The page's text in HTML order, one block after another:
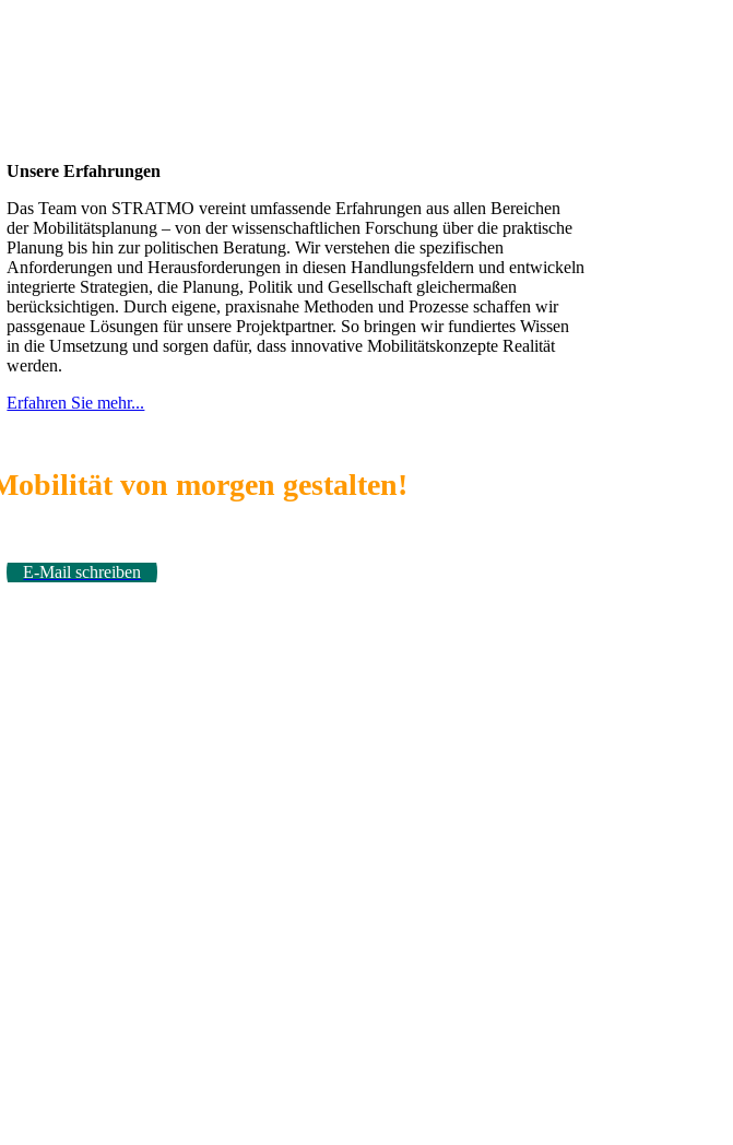
Unsere Erfahrungen
Das Team von STRATMO vereint umfassende Erfahrungen aus allen Bereichen
der Mobilitätsplanung – von der wissenschaftlichen Forschung über die praktische
Planung bis hin zur politischen Beratung. Wir verstehen die spezifischen
Anforderungen und Herausforderungen in diesen Handlungsfeldern und entwickeln
integrierte Strategien, die Planung, Politik und Gesellschaft gleichermaßen
berücksichtigen. Durch eigene, praxisnahe Methoden und Prozesse schaffen wir
passgenaue Lösungen für unsere Projektpartner. So bringen wir fundiertes Wissen
in die Umsetzung und sorgen dafür, dass innovative Mobilitätskonzepte Realität
werden.
Erfahren Sie mehr...
von morgen gestalten!
E-Mail schreiben